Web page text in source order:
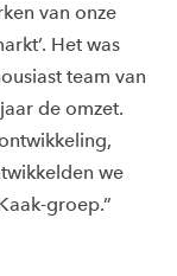
van onze
Het was
team van
de omzet.
we
groep.”